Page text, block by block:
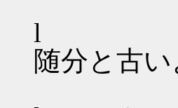
l
随分と古